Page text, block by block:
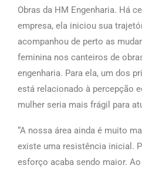
Obras da HM Engenharia. Há
empresa, ela iniciou sua
acompanhou de perto as
feminina nos canteiros de
engenharia. Para ela, um dos
está relacionado à percepção
mulher seria mais frágil para
“A nossa área ainda é muito
existe uma resistência inicial.
esforço acaba sendo maior.